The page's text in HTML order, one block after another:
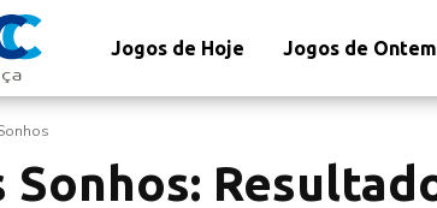
Jogos de Hoje Jogos de Ontem
Sonhos: